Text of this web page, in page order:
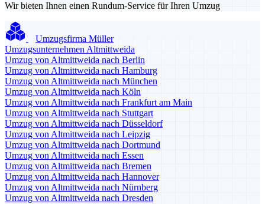
Wir bieten Ihnen einen Rundum-Service für Ihren Umzug
Umzugsfirma Müller
Umzugsunternehmen Altmittweida
Umzug von Altmittweida nach Berlin
Umzug von Altmittweida nach Hamburg
Umzug von Altmittweida nach München
Umzug von Altmittweida nach Köln
Umzug von Altmittweida nach Frankfurt am Main
Umzug von Altmittweida nach Stuttgart
Umzug von Altmittweida nach Düsseldorf
Umzug von Altmittweida nach Leipzig
Umzug von Altmittweida nach Dortmund
Umzug von Altmittweida nach Essen
Umzug von Altmittweida nach Bremen
Umzug von Altmittweida nach Hannover
Umzug von Altmittweida nach Nürnberg
Umzug von Altmittweida nach Dresden